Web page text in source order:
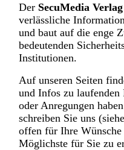
Der SecuMedia Verlag
verlässliche
und baut auf die enge
bedeutenden
Institutionen.
Auf unseren Seiten
und Infos zu laufenden
oder Anregungen
schreiben Sie uns
offen für Ihre Wünsche
Möglichste für Sie zu